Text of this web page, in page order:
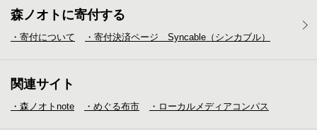
森ノオトに寄付する
・寄付について ・寄付決済ページ Syncable（シンカブル）
関連サイト
・森ノオトnote ・めぐる布市 ・ローカルメディア コンパス